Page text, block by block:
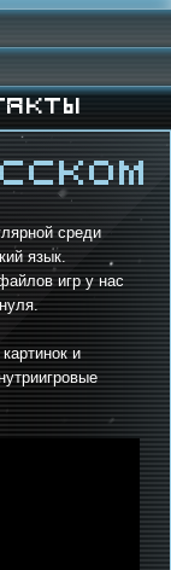
среди
язык.
игр у нас
и